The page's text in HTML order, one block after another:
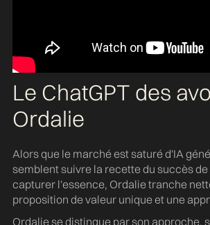
Le ChatGPT des
Ordalie
Alors que le marché est saturé d'IA
semblent suivre la recette du succès de
capturer l'essence, Ordalie tranche
proposition de valeur unique et une
Ordalie se distingue par son approche,